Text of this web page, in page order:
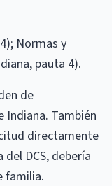
Normas y
pauta 4).
de
Indiana. También
directamente
DCS, debería
familia.